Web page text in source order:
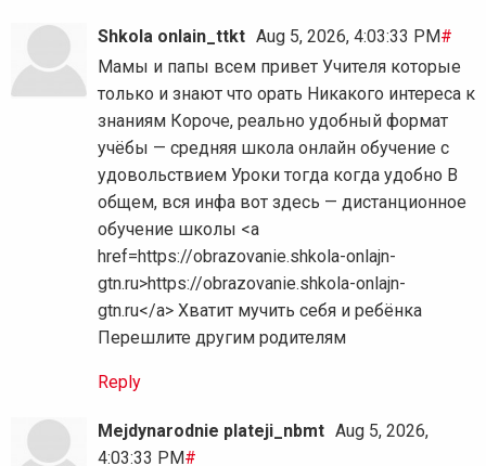
Shkola onlain_ttkt Aug 5, 2026, 4:03:33 PM#
Мамы и папы всем привет Учителя которые
только и знают что орать Никакого интереса к
знаниям Короче, реально удобный формат
учёбы — средняя школа онлайн обучение с
удовольствием Уроки тогда когда удобно В
общем, вся инфа вот здесь — дистанционное
обучение школы <a
href=https://obrazovanie.shkola-onlajn-
gtn.ru>https://obrazovanie.shkola-onlajn-
gtn.ru</a> Хватит мучить себя и ребёнка
Перешлите другим родителям
Reply
Mejdynarodnie plateji_nbmt Aug 5, 2026,
4:03:33 PM#